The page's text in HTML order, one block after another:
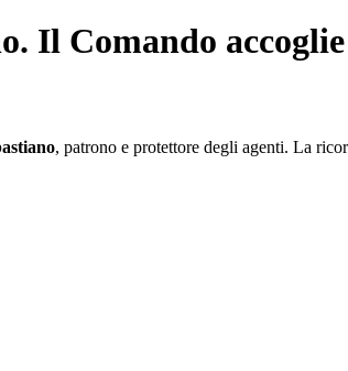
Il Comando
, patrono e protettore degli agenti. La